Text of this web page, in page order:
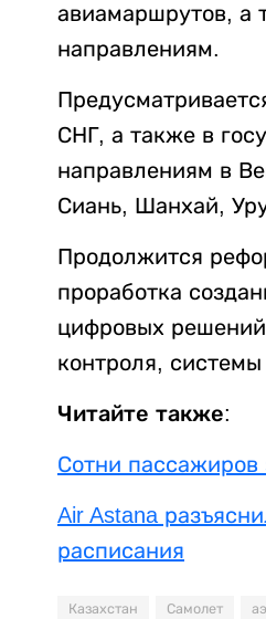
авиамаршрутов, а
направлениям.
СНГ, а также в
направлениям в
Сиань, Шанхай,
Продолжится
проработка
цифровых решений
контроля,
Читайте также:
Сотни пассажиров
Air Astana
расписания
Казахстан Самолет